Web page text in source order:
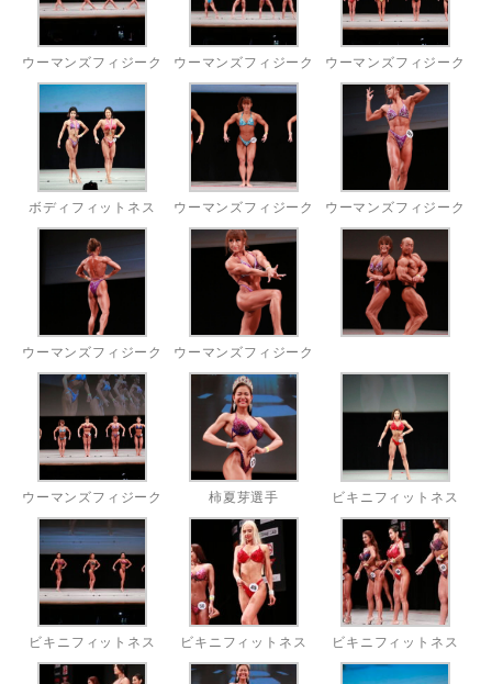
ウーマンズフィジーク ウーマンズフィジーク ウーマンズフィジーク
ボディフィットネス ウーマンズフィジーク ウーマンズフィジーク
ウーマンズフィジーク ウーマンズフィジーク
ウーマンズフィジーク 柿夏芽選手 ビキニフィットネス
ビキニフィットネス ビキニフィットネス ビキニフィットネス